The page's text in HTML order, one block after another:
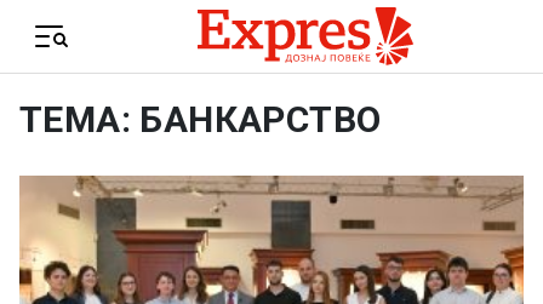
Menu
ТЕМА: БАНКАРСТВО